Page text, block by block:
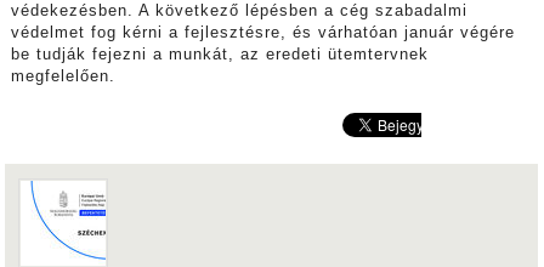
védekezésben. A következő lépésben a cég szabadalmi
védelmet fog kérni a fejlesztésre, és várhatóan január végére
be tudják fejezni a munkát, az eredeti ütemtervnek
megfelelően.